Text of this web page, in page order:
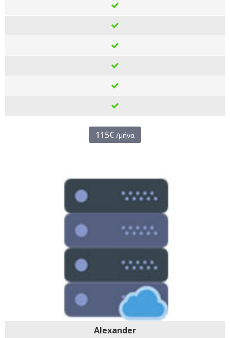
115€ /μήνα
Alexander